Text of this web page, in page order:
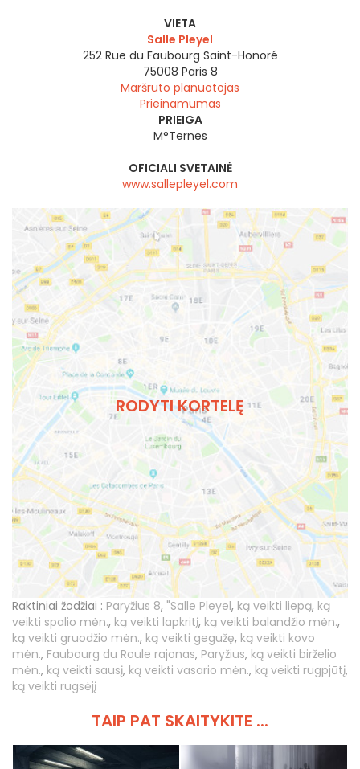
VIETA
Salle Pleyel
252 Rue du Faubourg Saint-Honoré
75008 Paris 8
Maršruto planuotojas
Prieinamumas
PRIEIGA
M°Ternes
OFICIALI SVETAINĖ
www.sallepleyel.com
RODYTI KORTELĘ
Raktiniai žodžiai : Paryžius 8, "Salle Pleyel, ką veikti liepą, ką
veikti spalio mėn., ką veikti lapkritį, ką veikti balandžio mėn.,
ką veikti gruodžio mėn., ką veikti gegužę, ką veikti kovo
mėn., Faubourg du Roule rajonas, Paryžius, ką veikti birželio
mėn., ką veikti sausį, ką veikti vasario mėn., ką veikti rugpjūtį,
ką veikti rugsėjį
TAIP PAT SKAITYKITE ...